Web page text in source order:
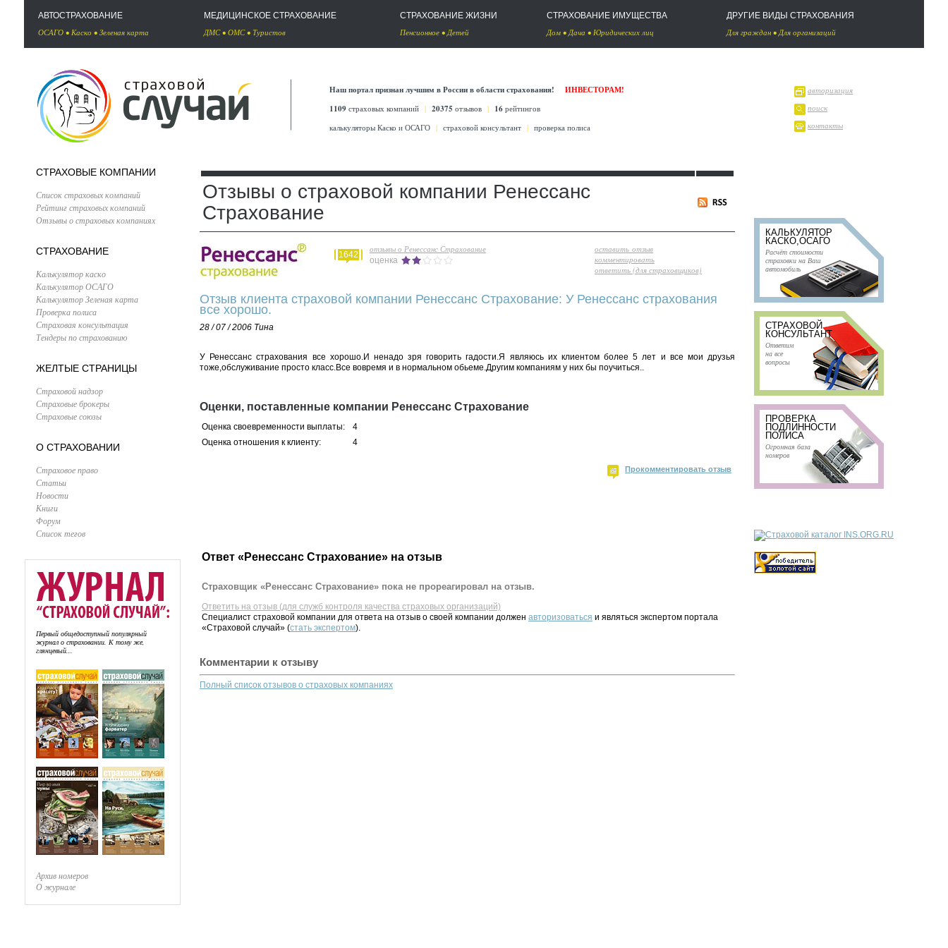
АВТОСТРАХОВАНИЕ
ОСАГО • Каско • Зеленая карта
МЕДИЦИНСКОЕ СТРАХОВАНИЕ
ДМС• ОМС• Туристов
СТРАХОВАНИЕ ЖИЗНИ
Пенсионное •Детей
СТРАХОВАНИЕ ИМУЩЕСТВА
Дом •Дача • Юридических лиц
ДРУГИЕ ВИДЫ СТРАХОВАНИЯ
Для граждан •Для организаций
Наш портал признан лучшим в России в области страхования!
ИНВЕСТОРАМ!
1109 страховых компаний | 20375 отзывов | 16 рейтингов
калькуляторы Каско и ОСАГО | страховой консультант | проверка полиса
авторизация
поиск
контакты
СТРАХОВЫЕ КОМПАНИИ
Список страховых компаний
Рейтинг страховых компаний
Отзывы о страховых компаниях
СТРАХОВАНИЕ
Калькулятор каско
Калькулятор ОСАГО
Калькулятор Зеленая карта
Проверка полиса
Страховая консультация
Тендеры по страхованию
ЖЕЛТЫЕ СТРАНИЦЫ
Страховой надзор
Страховые брокеры
Страховые союзы
О СТРАХОВАНИИ
Страховое право
Статьи
Новости
Книги
Форум
Список тегов
Первый общедоступный популярный
журнал о страховании. К тому же,
глянцевый...
Архив номеров
О журнале
Отзывы о страховой компании Ренессанс
Страхование
1642
отзывы о Ренессанс Страхование
оценка
оставить отзыв
комментировать
ответить (для страховщиков)
Отзыв клиента страховой компании Ренессанс Страхование: У Ренессанс страхования
все хорошо.
28 / 07 / 2006 Тина
У Ренессанс страхования все хорошо.И ненадо зря говорить гадости.Я являюсь их клиентом более 5 лет и все мои друзья
тоже,обслуживание просто класс.Все вовремя и в нормальном обьеме.Другим компаниям у них бы поучиться..
Оценки, поставленные компании Ренессанс Страхование
Оценка своевременности выплаты:
4
Оценка отношения к клиенту:
4
Прокомментировать отзыв
Ответ «Ренессанс Страхование» на отзыв
Страховщик «Ренессанс Страхование» пока не прореагировал на отзыв.
Ответить на отзыв (для служб контроля качества страховых организаций)
Специалист страховой компании для ответа на отзыв о своей компании должен авторизоваться и являться экспертом портала
«Страховой случай» (стать экспертом).
Комментарии к отзыву
Полный список отзывов о страховых компаниях
КАЛЬКУЛЯТОР
КАСКО,ОСАГО
Расчёт стоимости
страховки на Ваш
автомобиль
СТРАХОВОЙ
КОНСУЛЬТАНТ
Ответим
на все
вопросы
ПРОВЕРКА
ПОДЛИННОСТИ
ПОЛИСА
Огромная база
номеров